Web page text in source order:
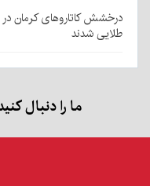
درخشش کاتاروهای کرمان در
طلایی شدند
ما را دنبال